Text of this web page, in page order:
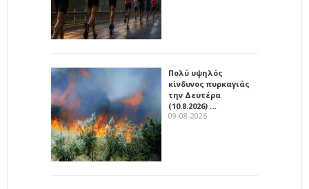
Πολύ υψηλός
κίνδυνος πυρκαγιάς
την Δευτέρα
(10.8.2026) …
09-08-2026